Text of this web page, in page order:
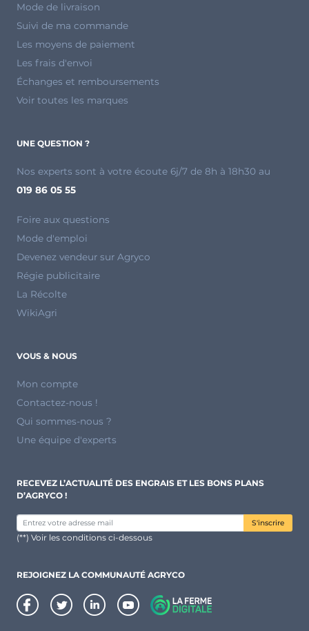
Mode de livraison
Suivi de ma commande
Les moyens de paiement
Les frais d'envoi
Échanges et remboursements
Voir toutes les marques
UNE QUESTION ?
Nos experts sont à votre écoute 6j/7 de 8h à 18h30 au
019 86 05 55
Foire aux questions
Mode d'emploi
Devenez vendeur sur Agryco
Régie publicitaire
La Récolte
WikiAgri
VOUS & NOUS
Mon compte
Contactez-nous !
Qui sommes-nous ?
Une équipe d'experts
RECEVEZ L’ACTUALITÉ DES ENGRAIS ET LES BONS PLANS
D’AGRYCO !
S'inscrire
(**) Voir les conditions ci-dessous
REJOIGNEZ LA COMMUNAUTÉ AGRYCO